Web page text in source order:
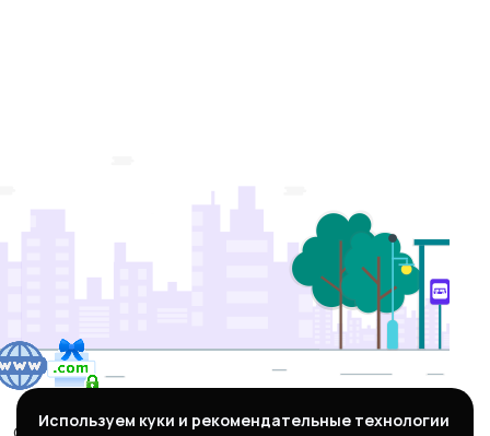
Используем куки и рекомендательные технологии